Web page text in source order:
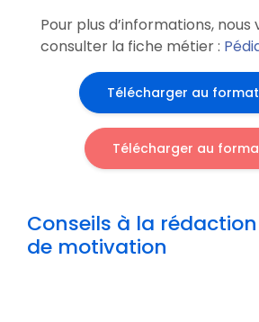
Pour plus d’informations, nous
consulter la fiche métier :
Télécharger au
Télécharger au
Conseils à la
de motivation